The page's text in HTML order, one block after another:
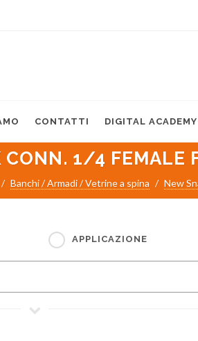
CONTATTI DIGITAL ACADEMY
1/4 FEMALE
Banchi / Armadi / Vetrine a spina New
APPLICAZIONE